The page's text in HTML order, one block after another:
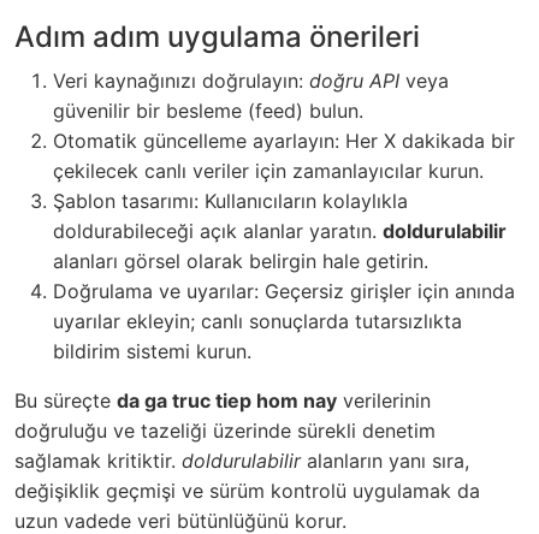
Adım adım uygulama önerileri
Veri kaynağınızı doğrulayın: doğru API veya
güvenilir bir besleme (feed) bulun.
Otomatik güncelleme ayarlayın: Her X dakikada bir
çekilecek canlı veriler için zamanlayıcılar kurun.
Şablon tasarımı: Kullanıcıların kolaylıkla
doldurabileceği açık alanlar yaratın. doldurulabilir
alanları görsel olarak belirgin hale getirin.
Doğrulama ve uyarılar: Geçersiz girişler için anında
uyarılar ekleyin; canlı sonuçlarda tutarsızlıkta
bildirim sistemi kurun.
Bu süreçte da ga truc tiep hom nay verilerinin
doğruluğu ve tazeliği üzerinde sürekli denetim
sağlamak kritiktir. doldurulabiliralanların yanı sıra,
değişiklik geçmişi ve sürüm kontrolü uygulamak da
uzun vadede veri bütünlüğünü korur.